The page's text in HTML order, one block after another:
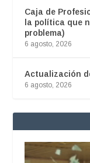
Caja de
la política que
problema)
6 agosto, 2026
Actualización
6 agosto, 2026